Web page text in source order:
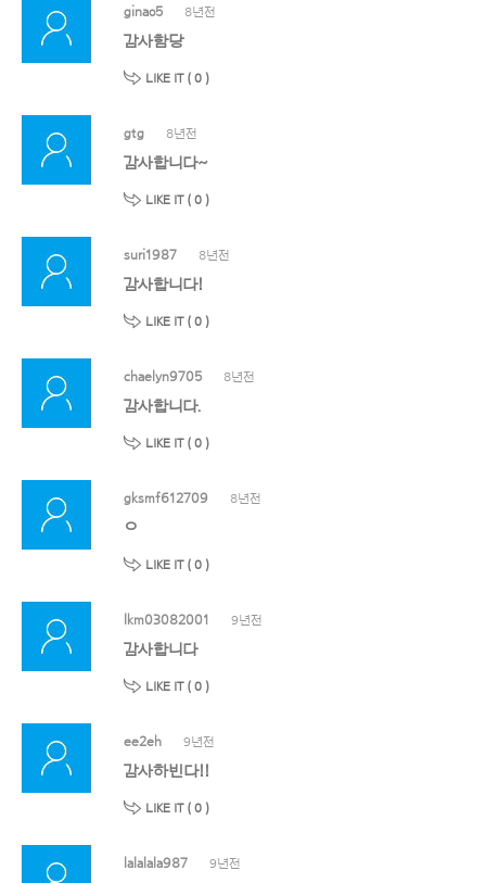
ginao5 8년전
감사함당
LIKE IT ( 0 )
gtg 8년전
감사합니다~
LIKE IT ( 0 )
suri1987 8년전
감사합니다!
LIKE IT ( 0 )
chaelyn9705 8년전
감사합니다.
LIKE IT ( 0 )
gksmf612709 8년전
ㅇ
LIKE IT ( 0 )
lkm03082001 9년전
감사합니다
LIKE IT ( 0 )
ee2eh 9년전
감사하빈다!!
LIKE IT ( 0 )
lalalala987 9년전